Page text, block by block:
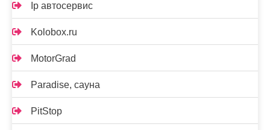
Ip автосервис
Kolobox.ru
MotorGrad
Paradise, сауна
PitStop